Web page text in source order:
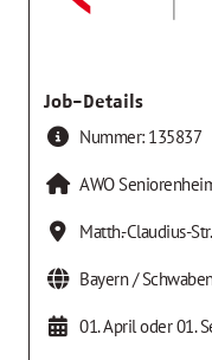
Job-Details
Nummer: 135837
AWO
Matth.-Claudius-
Bayern /
01. April oder 01.